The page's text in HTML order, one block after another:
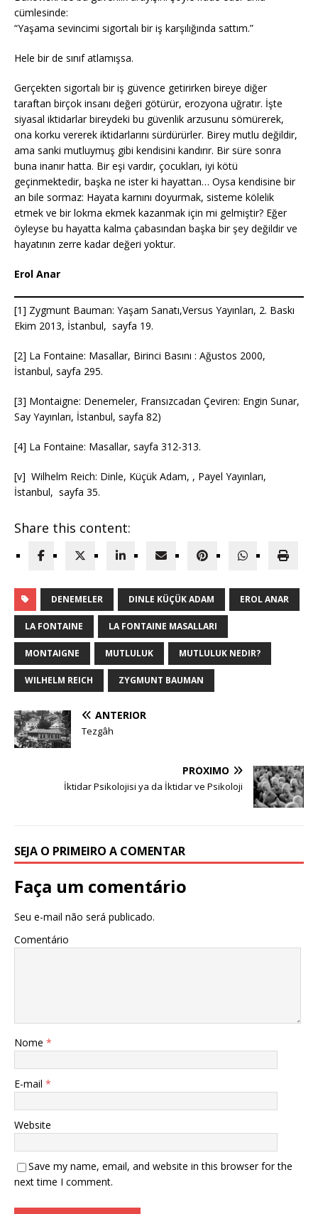
cümlesinde:
“Yaşama sevincimi sigortalı bir iş karşılığında sattım.”
Hele bir de sınıf atlamışsa.
Gerçekten sigortalı bir iş güvence getirirken bireye diğer
taraftan birçok insanı değeri götürür, erozyona uğratır. İşte
siyasal iktidarlar bireydeki bu güvenlik arzusunu sömürerek,
ona korku vererek iktidarlarını sürdürürler. Birey mutlu değildir,
ama sanki mutluymuş gibi kendisini kandırır. Bir süre sonra
buna inanır hatta. Bir eşi vardır, çocukları, iyi kötü
geçinmektedir, başka ne ister ki hayattan… Oysa kendisine bir
an bile sormaz: Hayata karnını doyurmak, sisteme kölelik
etmek ve bir lokma ekmek kazanmak için mi gelmiştir? Eğer
öyleyse bu hayatta kalma çabasından başka bir şey değildir ve
hayatının zerre kadar değeri yoktur.
Erol Anar
[1] Zygmunt Bauman: Yaşam Sanatı,Versus Yayınları, 2. Baskı
Ekim 2013, İstanbul, sayfa 19.
[2] La Fontaine: Masallar, Birinci Basını : Ağustos 2000,
İstanbul, sayfa 295.
[3] Montaigne: Denemeler, Fransızcadan Çeviren: Engin Sunar,
Say Yayınları, İstanbul, sayfa 82)
[4] La Fontaine: Masallar, sayfa 312-313.
[v] Wilhelm Reich: Dinle, Küçük Adam, , Payel Yayınları,
İstanbul, sayfa 35.
Share this content:
DENEMELER DINLE KÜÇÜK ADAM EROL ANAR
LA FONTAINE LA FONTAINE MASALLARI
MONTAIGNE MUTLULUK MUTLULUK NEDIR?
WILHELM REICH ZYGMUNT BAUMAN
ANTERIOR
Tezgâh
PRÓXIMO
İktidar Psikolojisi ya da İktidar ve Psikoloji
SEJA O PRIMEIRO A COMENTAR
Faça um comentário
Seu e-mail não será publicado.
Comentário
Nome *
E-mail *
Website
Save my name, email, and website in this browser for the
next time I comment.